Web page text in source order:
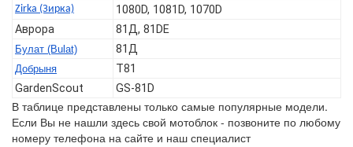
Zirka (Зирка)
1080D, 1081D, 1070D
Аврора
81Д, 81DE
Булат (Bulat) 81Д
Добрыня
T81
GardenScout
GS-81D
В таблице представлены только самые популярные модели.
Если Вы не нашли здесь свой мотоблок - позвоните по любому
номеру телефона на сайте и наш специалист